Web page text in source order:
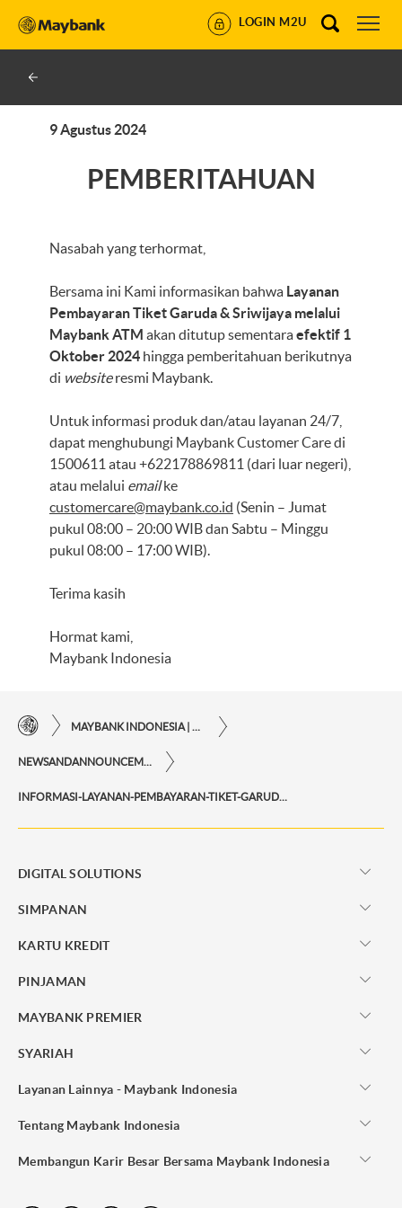
LOGIN M2U
9 Agustus 2024
PEMBERITAHUAN
Nasabah yang terhormat,
Bersama ini Kami informasikan bahwa Layanan
Pembayaran Tiket Garuda & Sriwijaya melalui
Maybank ATM akan ditutup sementaraefektif 1
Oktober 2024 hingga pemberitahuan berikutnya
di websiteresmi Maybank.
Untuk informasi produk dan/atau layanan 24/7,
dapat menghubungi Maybank Customer Care di
1500611 atau +622178869811 (dari luar negeri),
atau melalui emailke
customercare@maybank.co.id (Senin – Jumat
pukul 08:00 – 20:00 WIB dan Sabtu – Minggu
pukul 08:00 – 17:00 WIB).
Terima kasih
Hormat kami,
Maybank Indonesia
DIGITAL SOLUTIONS
SIMPANAN
KARTU KREDIT
PINJAMAN
MAYBANK PREMIER
SYARIAH
Layanan Lainnya - Maybank Indonesia
Tentang Maybank Indonesia
Membangun Karir Besar Bersama Maybank Indonesia